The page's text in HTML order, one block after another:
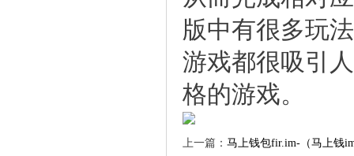
版中有很多玩
游戏都很吸引
格的游戏。
上一篇： 马上钱包fir.im-（马上钱